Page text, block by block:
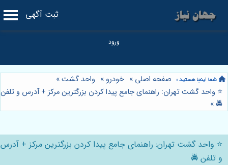
ثبت آگهی
صفحه اصلی » خودرو » واحد گشت»
⭐️ واحد گشت تهران: راهنمای جامع پیدا کردن بزرگترین مرکز + آدرس و تلفن
🚔
»
⭐️ واحد گشت تهران: راهنمای جامع پیدا کردن بزرگترین مرکز + آدرس
و تلفن 🚔